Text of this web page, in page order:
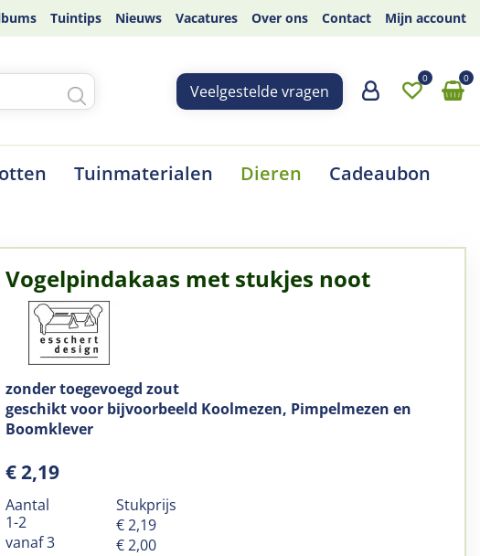
Tuintips Nieuws Vacatures Over ons Contact Mijn account
Veelgestelde vragen
Tuinmaterialen Dieren Cadeaubon
Vogelpindakaas met stukjes noot
zonder toegevoegd zout
geschikt voor bijvoorbeeld Koolmezen, Pimpelmezen en
Boomklever
€2,19
Aantal
Stukprijs
1-2
€2,19
vanaf 3
€2,00